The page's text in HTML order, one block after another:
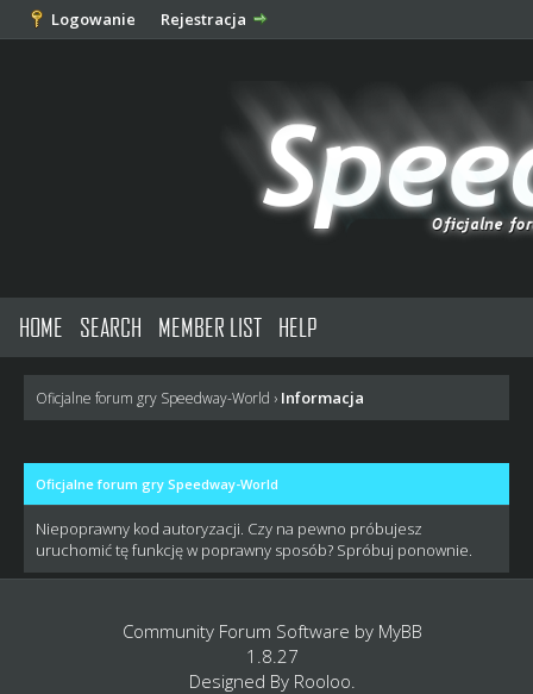
Logowanie Rejestracja
HOME SEARCH MEMBER LIST HELP
Oficjalne forum gry Speedway-World › Informacja
Oficjalne forum gry Speedway-World
Niepoprawny kod autoryzacji. Czy na pewno próbujesz
uruchomić tę funkcję w poprawny sposób? Spróbuj ponownie.
Community Forum Software by MyBB
1.8.27
Designed By Rooloo.